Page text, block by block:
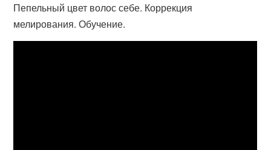
Пепельный цвет волос себе. Коррекция
мелирования. Обучение.